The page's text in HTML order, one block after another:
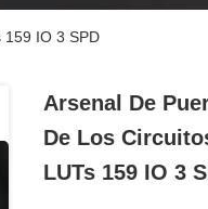
IO 3 SPD
Arsenal De
De Los
LUTs 159 IO 3